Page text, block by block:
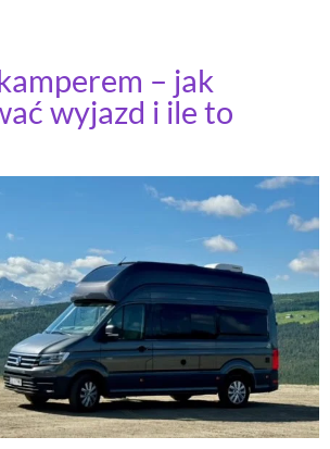
– jak
wyjazd i ile to